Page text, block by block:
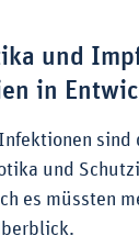
und
in
sind
und
es müssten